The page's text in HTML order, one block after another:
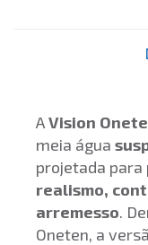
AVision
meia água
projetada para
realismo,
arremesso.
Oneten, a